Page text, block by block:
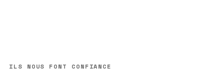
ILS NOUS FONT CONFIANCE